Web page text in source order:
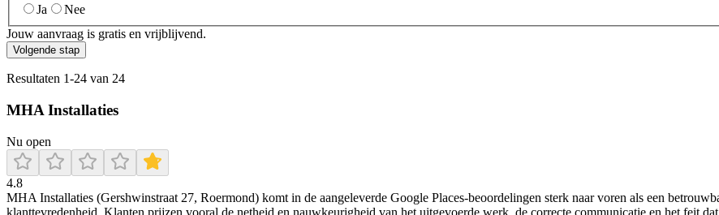
Ja
Nee
Jouw aanvraag is gratis en vrijblijvend.
Volgende stap
Resultaten 1-24 van 24
MHA Installaties
Nu open
4.8
MHA Installaties (Gershwinstraat 27, Roermond) komt in de aangeleverde Google Places-beoordelingen sterk naar voren als een
klanttevredenheid. Klanten prijzen vooral de netheid en nauwkeurigheid van het uitgevoerde werk, de correcte communicatie en het feit